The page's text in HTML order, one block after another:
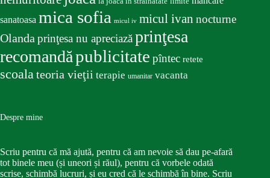
sanatoasa mica sofia micul iv micul ivan nocturne
Olandaprinţesa nu apreciazăprinţesa
recomandăpublicitate pîntec retete
scoalateoria vieţii terapie umanitar vacanta
Despre mine
Scriu pentru că mă ajută, pentru că am nevoie să dau pe-afară
tot binele meu (și uneori și răul), pentru că vorbele odată
scrise, schimbă lucruri, și eu cred că le schimbă în bine. Scriu